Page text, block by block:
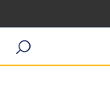
search